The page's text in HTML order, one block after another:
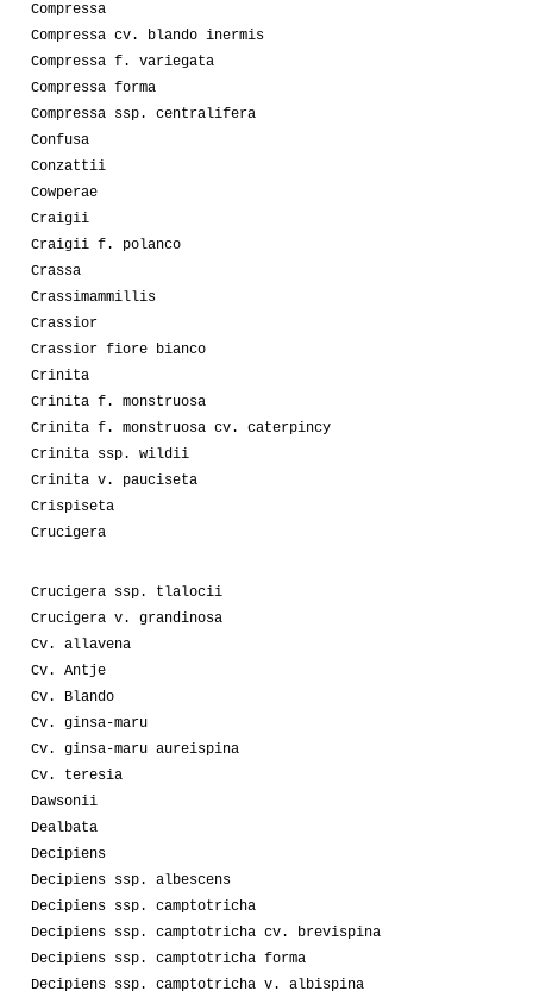
Compressa
Compressa cv. blando inermis
Compressa f. variegata
Compressa forma
Compressa ssp. centralifera
Confusa
Conzattii
Cowperae
Craigii
Craigii f. polanco
Crassa
Crassimammillis
Crassior
Crassior fiore bianco
Crinita
Crinita f. monstruosa
Crinita f. monstruosa cv. caterpincy
Crinita ssp. wildii
Crinita v. pauciseta
Crispiseta
Crucigera
Crucigera ssp. tlalocii
Crucigera v. grandinosa
Cv. allavena
Cv. Antje
Cv. Blando
Cv. ginsa-maru
Cv. ginsa-maru aureispina
Cv. teresia
Dawsonii
Dealbata
Decipiens
Decipiens ssp. albescens
Decipiens ssp. camptotricha
Decipiens ssp. camptotricha cv. brevispina
Decipiens ssp. camptotricha forma
Decipiens ssp. camptotricha v. albispina